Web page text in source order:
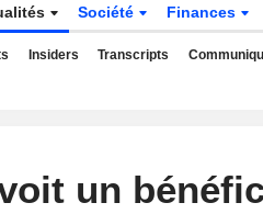
Société Finances
Insiders Transcripts
un